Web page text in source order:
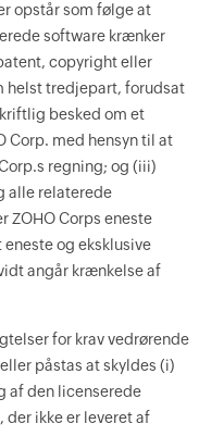
opstår som følge at
software krænker
copyright eller
helst tredjepart, forudsat
besked om et
Corp. med hensyn til at
regning; og (iii)
alle relaterede
ZOHO Corps eneste
og eksklusive
angår krænkelse af
for krav vedrørende
påstas at skyldes (i)
af den licenserede
ikke er leveret af